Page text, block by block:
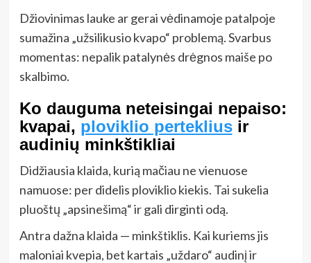
Džiovinimas lauke ar gerai vėdinamoje patalpoje
sumažina „užsilikusio kvapo“ problemą. Svarbus
momentas: nepalik patalynės drėgnos maiše po
skalbimo.
Ko dauguma neteisingai nepaiso:
kvapai, ploviklio pertekliusir
audinių minkštikliai
Didžiausia klaida, kurią mačiau ne vienuose
namuose: per didelis ploviklio kiekis. Tai sukelia
pluoštų „apsinešimą“ ir gali dirginti odą.
Antra dažna klaida — minkštiklis. Kai kuriems jis
maloniai kvepia, bet kartais „uždaro“ audinį ir